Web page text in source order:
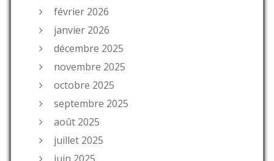
février 2026
janvier 2026
décembre 2025
novembre 2025
octobre 2025
septembre 2025
août 2025
juillet 2025